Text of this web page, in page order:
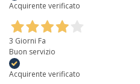
Acquirente verificato
3 Giorni Fa
Buon servizio
Acquirente verificato